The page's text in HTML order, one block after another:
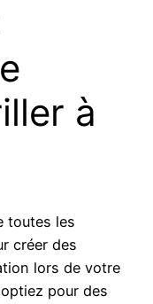
à
toutes les
créer des
lors de votre
pour des